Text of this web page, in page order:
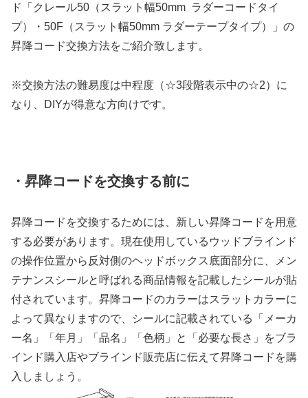
ド「クレール50（スラット幅50mm ラダーコードタイ
プ）・50F（スラット幅50mm ラダーテープタイプ）」の
昇降コード交換方法をご紹介致します。
※交換方法の難易度は中程度（☆3段階表示中の☆2）に
なり、DIYが得意な方向けです。
・昇降コードを交換する前に
昇降コードを交換するためには、新しい昇降コードを用意
する必要があります。現在使用しているウッドブラインド
の操作位置から反対側のヘッドボックス底面部分に、メン
テナンスシールと呼ばれる商品情報を記載したシールが貼
付されています。昇降コードのカラーはスラットカラーに
よって異なりますので、シールに記載されている「メーカ
ー名」「年月」「品名」「色柄」と「必要な長さ」をブラ
インド購入店やブラインド販売店に伝えて昇降コードを購
入しましょう。